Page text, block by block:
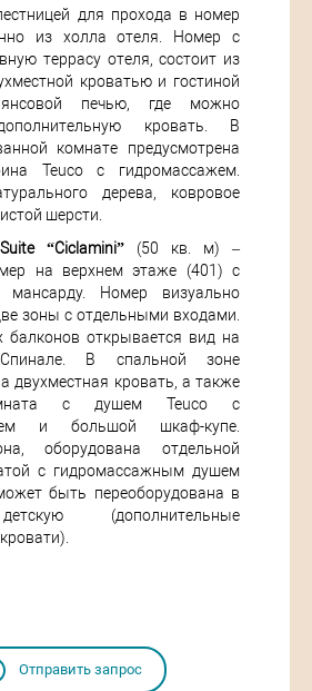
для прохода в номер
из холла отеля. Номер с
террасу отеля, состоит из
кроватью и гостиной
печью, где можно
кровать. В
комнате предусмотрена
Teuco с гидромассажем.
дерева, ковровое
шерсти.
“Ciclamini” (50 кв. м) –
на верхнем этаже (401) с
Номер визуально
зоны с отдельными входами.
балконов открывается вид на
В спальной зоне
двухместная кровать, а также
с душем Teuco с
и большой шкаф-купе.
оборудована отдельной
с гидромассажным душем
быть переоборудована в
(дополнительные
Отправить запрос